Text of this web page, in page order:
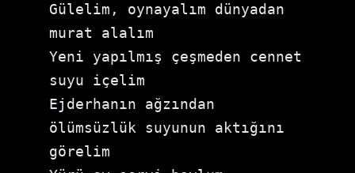
Gülelim, oynayalım dünyadan
murat alalım
Yeni yapılmış çeşmeden cennet
suyu içelim
Ejderhanın ağzından
ölümsüzlük suyunun aktığını
görelim